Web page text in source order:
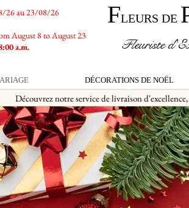
FLEURS DE
Fleuriste
26 au 23/08/26
August 8 to August 23
a.m.
DÉCORATIONS DE NOËL
Découvrez notre service de livraison